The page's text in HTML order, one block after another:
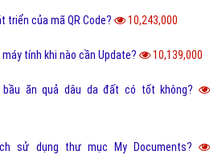
triển của mã QR Code? 10,243,000
tính khi nào cần Update? 10,139,000
ăn quả dâu da đất có tốt không?
sử dụng thư mục My Documents?